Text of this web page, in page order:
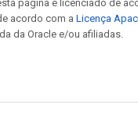
página é licenciado de
acordo com a Licença
da Oracle e/ou afiliadas.